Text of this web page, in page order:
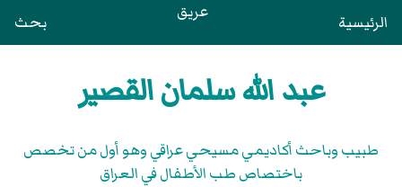
الرئيسية عريق بحث
عبد الله سلمان القصير
طبيب وباحث أكاديمي مسيحي عراقي وهو أول من تخصص
باختصاص طب الأطفال في العراق